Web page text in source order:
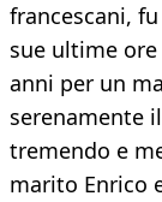
francescani,
sue ultime
anni per un
serenamente
tremendo e
marito Enrico